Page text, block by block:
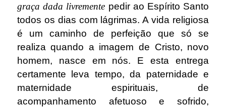
graça dada livremente pedir ao Espírito Santo
todos os dias com lágrimas. A vida religiosa
é um caminho de perfeição que só se
realiza quando a imagem de Cristo, novo
homem, nasce em nós. E esta entrega
certamente leva tempo, da paternidade e
maternidade espirituais, de
acompanhamento afetuoso e sofrido,